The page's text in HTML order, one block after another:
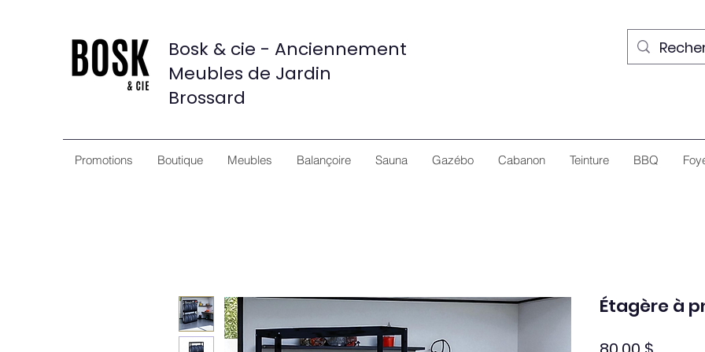
Bosk & cie - Anciennement
Meubles de Jardin
Brossard
Promotions Boutique Meubles Balançoire Sauna Gazébo Cabanon Teinture BBQ
Étagère à